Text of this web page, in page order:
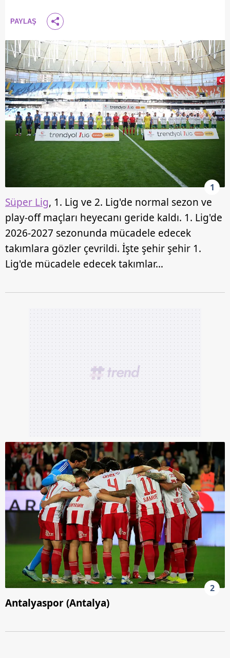
PAYLAŞ
1
Süper Lig, 1. Lig ve 2. Lig'de normal sezon ve
play-off maçları heyecanı geride kaldı. 1. Lig'de
2026-2027 sezonunda mücadele edecek
takımlara gözler çevrildi. İşte şehir şehir 1.
Lig'de mücadele edecek takımlar…
2
Antalyaspor (Antalya)